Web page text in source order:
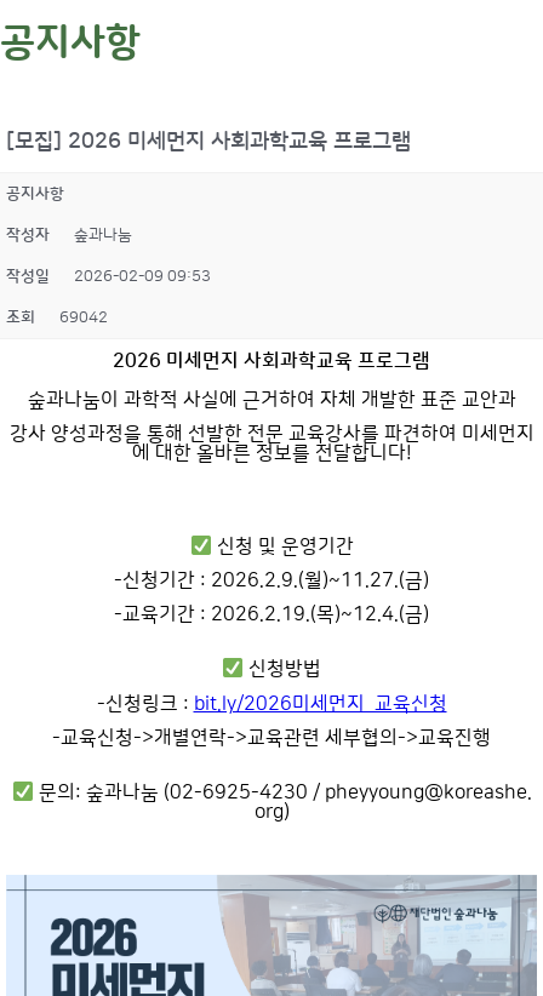
공지사항
[모집] 2026 미세먼지 사회과학교육 프로그램
공지사항
작성자 숲과나눔
작성일 2026-02-09 09:53
조회 69042
2026 미세먼지 사회과학교육 프로그램
숲과나눔이 과학적 사실에 근거하여 자체 개발한 표준 교안과
강사 양성과정을 통해 선발한 전문 교육강사를 파견하여 미세먼지
에 대한 올바른 정보를 전달합니다!
신청 및 운영기간
-신청기간 : 2026.2.9.(월)~11.27.(금)
-교육기간 : 2026.2.19.(목)~12.4.(금)
신청방법
-신청링크 : bit.ly/2026미세먼지_교육신청
-교육신청->개별연락->교육관련 세부협의->교육진행
문의: 숲과나눔 (02-6925-4230 / pheyyoung@koreashe.
org)